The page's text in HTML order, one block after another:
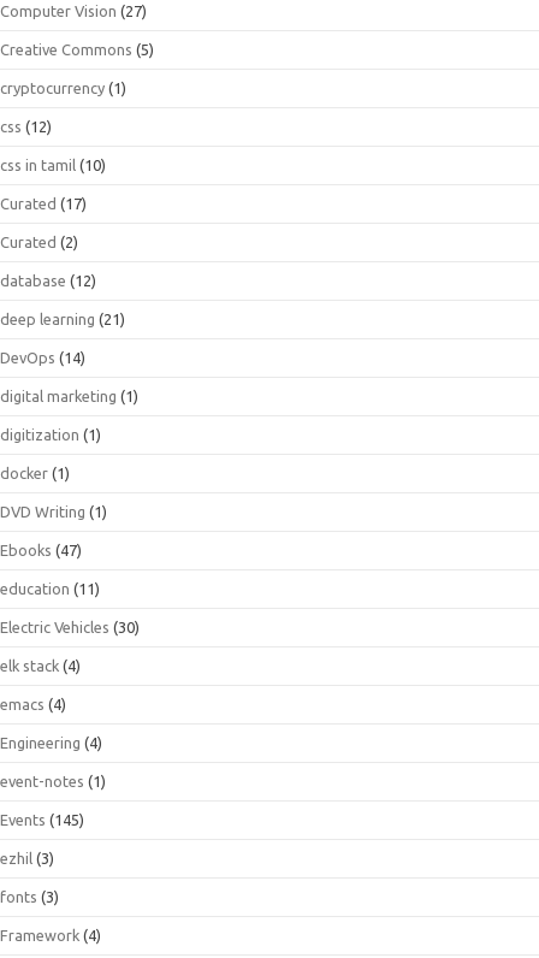
Computer Vision (27)
Creative Commons (5)
cryptocurrency (1)
css (12)
css in tamil (10)
Curated (17)
Curated (2)
database (12)
deep learning (21)
DevOps (14)
digital marketing (1)
digitization (1)
docker (1)
DVD Writing (1)
Ebooks (47)
education (11)
Electric Vehicles (30)
elk stack (4)
emacs (4)
Engineering (4)
event-notes (1)
Events (145)
ezhil (3)
fonts (3)
Framework (4)